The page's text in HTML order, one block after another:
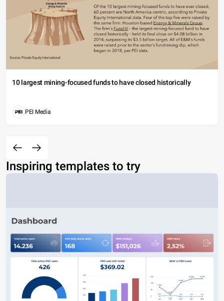
10 largest mining-focused funds to have closed historically
PEI Media
Inspiring templates to try